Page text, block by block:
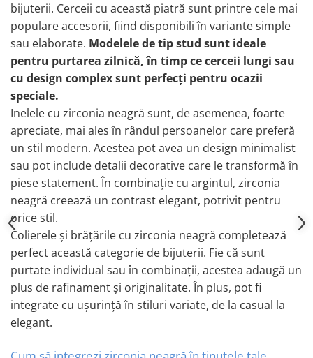
bijuterii. Cerceii cu această piatră sunt printre cele mai
populare accesorii, fiind disponibili în variante simple
sau elaborate. Modelele de tip stud sunt ideale
pentru purtarea zilnică, în timp ce cerceii lungi sau
cu design complex sunt perfecți pentru ocazii
speciale.
Inelele cu zirconia neagră sunt, de asemenea, foarte
apreciate, mai ales în rândul persoanelor care preferă
un stil modern. Acestea pot avea un design minimalist
sau pot include detalii decorative care le transformă în
piese statement. În combinație cu argintul, zirconia
neagră creează un contrast elegant, potrivit pentru
orice stil.
Colierele și brățările cu zirconia neagră completează
perfect această categorie de bijuterii. Fie că sunt
purtate individual sau în combinații, acestea adaugă un
plus de rafinament și originalitate. În plus, pot fi
integrate cu ușurință în stiluri variate, de la casual la
elegant.